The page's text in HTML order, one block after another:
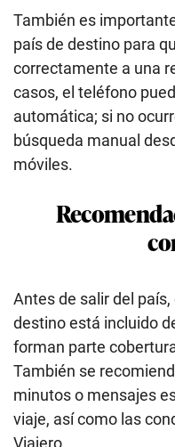
También es
país de destino para
correctamente a una
casos, el teléfono
automática; si no
búsqueda manual
móviles.
Antes de salir del
destino está incluido
forman parte
También se
minutos o mensajes
viaje, así como las
Viajero.